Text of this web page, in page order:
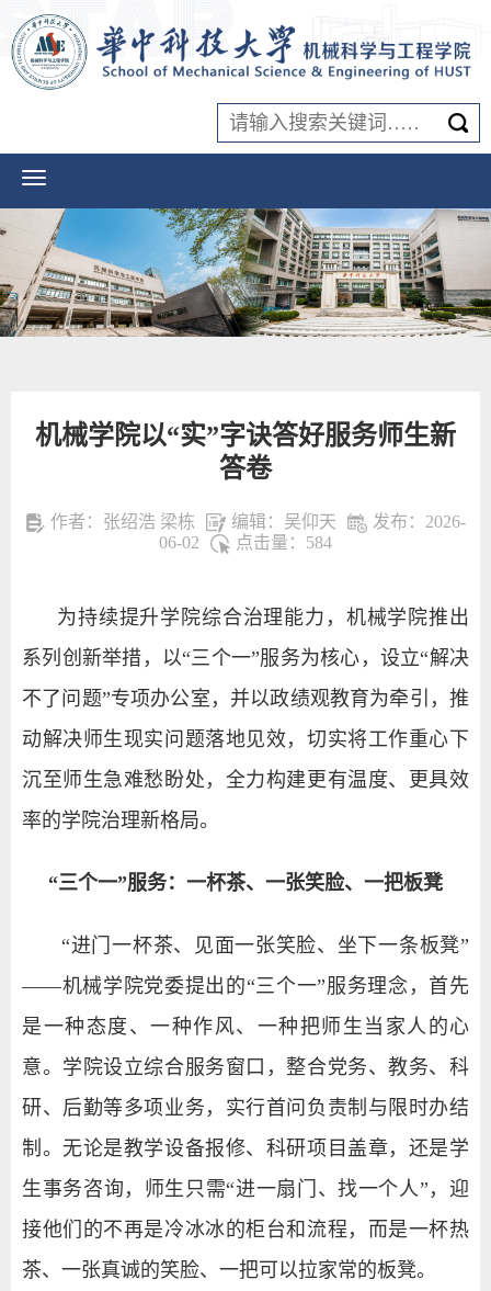
机械学院以“实”字诀答好服务师生新
答卷
作者：张绍浩 梁栋 编辑：吴仰天
发布：2026-
06-02
点击量： 584
为持续提升学院综合治理能力，机械学院推出
系列创新举措，以“三个一”服务为核心，设立“解决
不了问题”专项办公室，并以政绩观教育为牵引，推
动解决师生现实问题落地见效，切实将工作重心下
沉至师生急难愁盼处，全力构建更有温度、更具效
率的学院治理新格局。
“三个一”服务：一杯茶、一张笑脸、一把板凳
“进门一杯茶、见面一张笑脸、坐下一条板凳”
——机械学院党委提出的“三个一”服务理念，首先
是一种态度、一种作风、一种把师生当家人的心
意。学院设立综合服务窗口，整合党务、教务、科
研、后勤等多项业务，实行首问负责制与限时办结
制。无论是教学设备报修、科研项目盖章，还是学
生事务咨询，师生只需“进一扇门、找一个人”，迎
接他们的不再是冷冰冰的柜台和流程，而是一杯热
茶、一张真诚的笑脸、一把可以拉家常的板凳。